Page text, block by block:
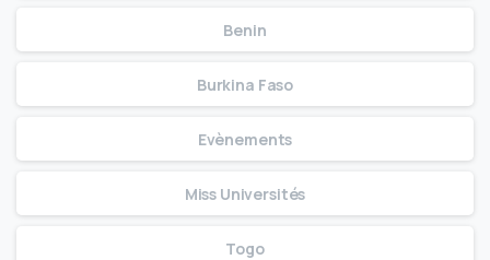
Benin
Burkina Faso
Evènements
Miss Universités
Togo